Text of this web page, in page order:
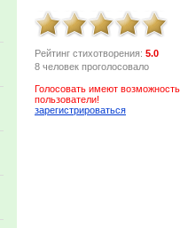
Рейтинг стихотворения: 5.0
8 человек проголосовало
Голосовать имеют
пользователи!
зарегистрироваться